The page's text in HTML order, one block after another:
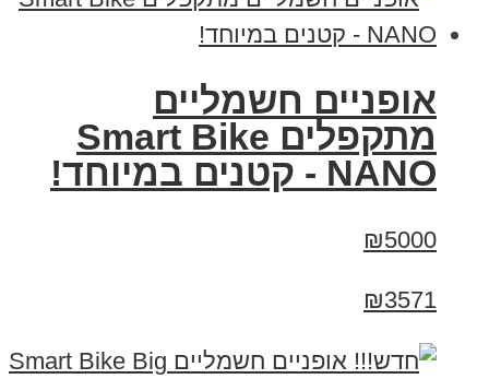
אופניים חשמליים
מתקפלים Smart Bike
NANO - קטנים במיוחד!
₪5000
₪3571